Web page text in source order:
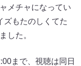
メチャになってい
ズもたのしくてた
した。
まで、視聴は同日